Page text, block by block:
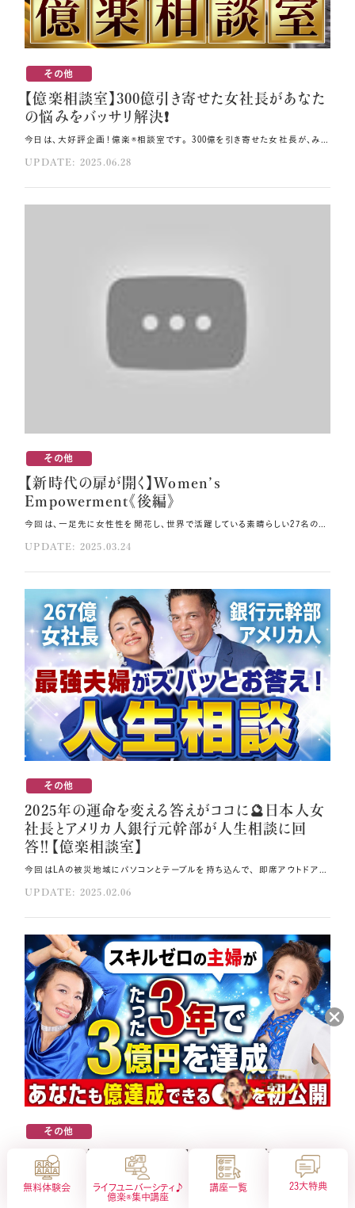
会社概要 特定商取引法に基づく表示
プライバシーポリシー サイトマップ
無料体験会
ライフユニバーシティ♪
億楽®︎集中講座
講座一覧 23大特典
その他
【億楽相談室】300億引き寄せた女社長があなた
の悩みをバッサリ解決❗️
UPDATE: 2025.06.28
その他
【新時代の扉が開く】Women’ｓ
Empowerment《後編》
今回は、一足先に女性性を開花し、世界で活躍している素晴ら
UPDATE: 2025.03.24
その他
2025年の運命を変える答えがココに🔮日本人女
社長とアメリカ人銀行元幹部が人生相談に回
答‼️【億楽相談室】
UPDATE: 2025.02.06
その他
75歳の主婦が2年で3億円を達成した本当の理
由👀【後編】